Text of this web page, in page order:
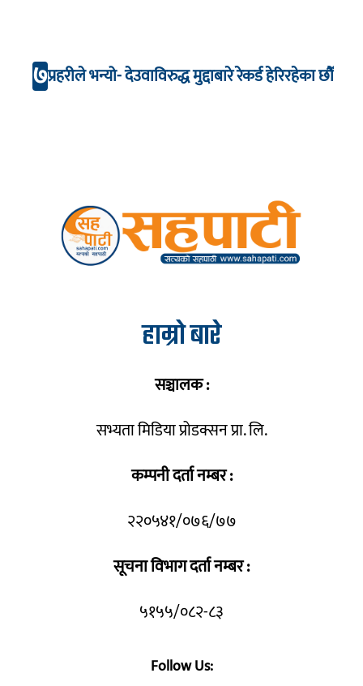
७प्रहरीले भन्यो- देउवाविरुद्ध मुद्दाबारे रेकर्ड हेरिरहेका छौँ
हाम्रो बारे
सञ्चालक :
सभ्यता मिडिया प्रोडक्सन प्रा. लि.
कम्पनी दर्ता नम्बर :
२२०५४१/०७६/७७
सूचना विभाग दर्ता नम्बर :
५१५५/०८२-८३
Follow Us: